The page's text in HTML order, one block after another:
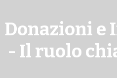
Donazioni e
- Il ruolo